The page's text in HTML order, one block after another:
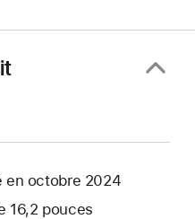
en octobre 2024
16,2 pouces